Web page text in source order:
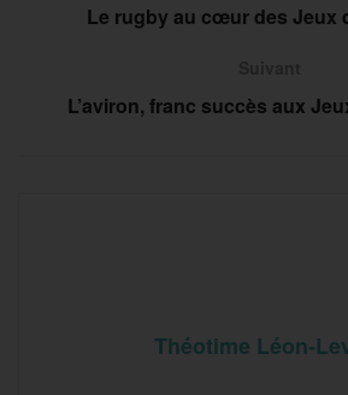
Le rugby au cœur des Jeux
L’aviron, franc succès aux
Théotime Léon-